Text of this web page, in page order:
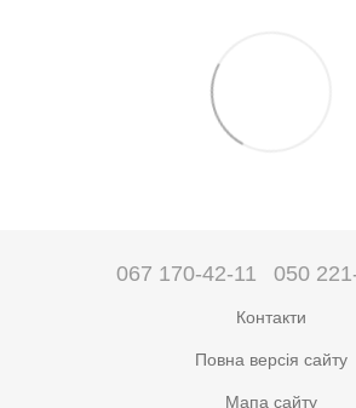
067 170-42-11 050
Контакти
Повна версія сайту
Мапа сайту